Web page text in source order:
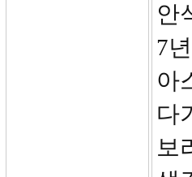
안
7
아
다
보